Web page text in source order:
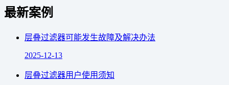
最新案例
层叠过滤器可能发生故障及解决办法
2025-12-13
层叠过滤器用户使用须知